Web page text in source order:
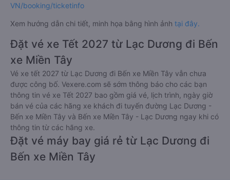
VN/booking/ticketinfo
Xem hướng dẫn chi tiết, minh họa bằng hình ảnh tại đây.
Đặt vé xe Tết 2027 từ Lạc Dương đi Bến
xe Miền Tây
Vé xe tết 2027 từ Lạc Dương đi Bến xe Miền Tây vẫn chưa
được công bố. Vexere.com sẽ sớm thông báo cho các bạn
thông tin vé xe Tết 2027 bao gồm giá vé, lịch trình, ngày giờ
bán vé của các hãng xe khách đi tuyến đường Lạc Dương -
Bến xe Miền Tây và Bến xe Miền Tây - Lạc Dương ngay khi có
thông tin từ các hãng xe.
Đặt vé máy bay giá rẻ từ Lạc Dương đi
Bến xe Miền Tây